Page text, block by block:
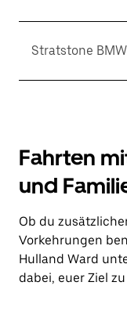
Stratstone BMW
Fahrten
und
Ob du
Vorkehrungen
Hulland Ward
dabei, euer Ziel